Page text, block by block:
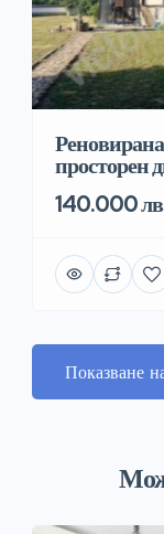
просторен
140.000
Показване